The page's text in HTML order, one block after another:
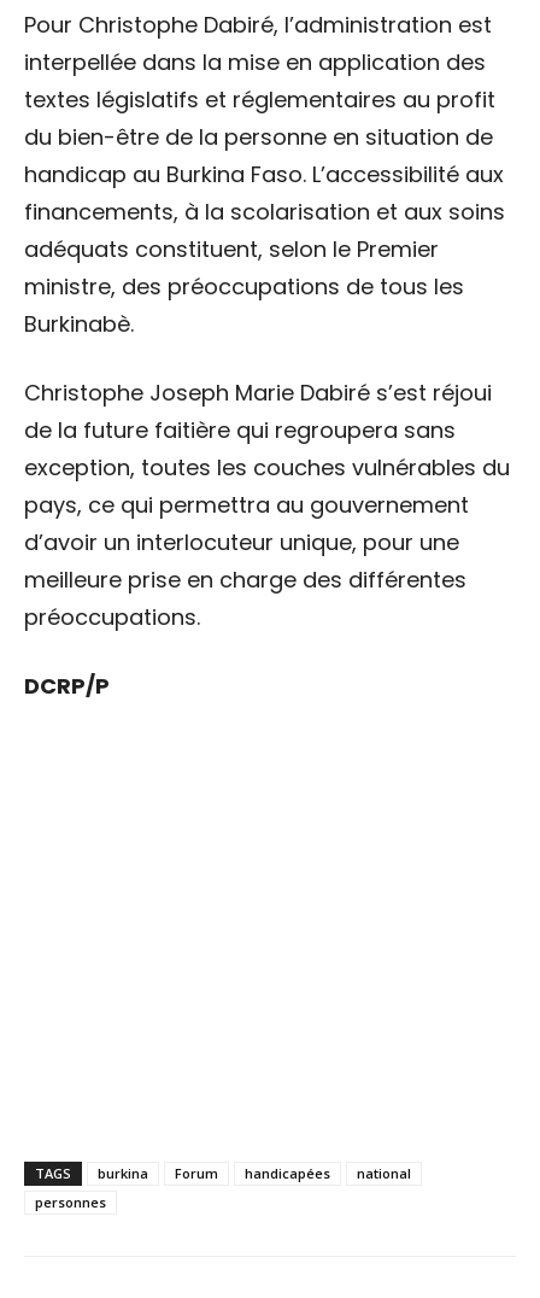
Pour Christophe Dabiré, l’administration est
interpellée dans la mise en application des
textes législatifs et réglementaires au profit
du bien-être de la personne en situation de
handicap au Burkina Faso. L’accessibilité aux
financements, à la scolarisation et aux soins
adéquats constituent, selon le Premier
ministre, des préoccupations de tous les
Burkinabè.
Christophe Joseph Marie Dabiré s’est réjoui
de la future faitière qui regroupera sans
exception, toutes les couches vulnérables du
pays, ce qui permettra au gouvernement
d’avoir un interlocuteur unique, pour une
meilleure prise en charge des différentes
préoccupations.
DCRP/P
TAGS burkina Forum handicapées
national
personnes